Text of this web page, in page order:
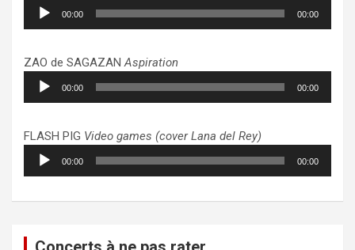
Lecteur
audio
00:00 00:00
ZAO de SAGAZANAspiration
Lecteur
audio
00:00 00:00
FLASH PIG Video games (cover Lana del Rey)
Lecteur
audio
00:00 00:00